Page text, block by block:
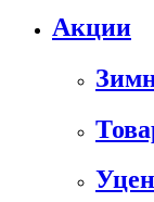
Акции